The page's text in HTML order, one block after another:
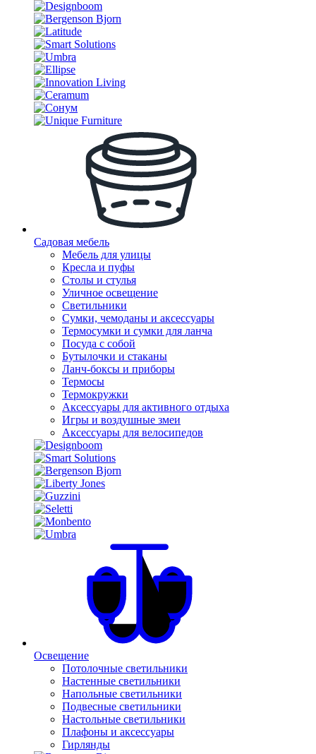
Садовая мебель
Мебель для улицы
Кресла и пуфы
Столы и стулья
Уличное освещение
Светильники
Сумки, чемоданы и аксессуары
Термосумки и сумки для ланча
Посуда с собой
Бутылочки и стаканы
Ланч-боксы и приборы
Термосы
Термокружки
Аксессуары для активного отдыха
Игры и воздушные змеи
Аксессуары для велосипедов
Освещение
Потолочные светильники
Настенные светильники
Напольные светильники
Подвесные светильники
Настольные светильники
Плафоны и аксессуары
Гирлянды